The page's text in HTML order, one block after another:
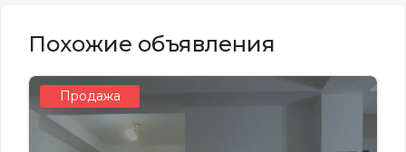
Похожие объявления
Продажа